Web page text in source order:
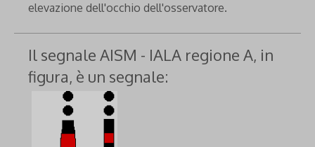
elevazione dell'occhio dell'osservatore.
Il segnale AISM - IALA regione A, in
figura, è un segnale: